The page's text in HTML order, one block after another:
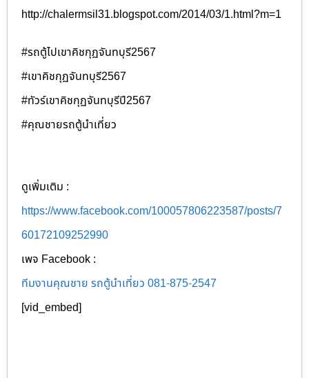
http://chalermsil31.blogspot.com/2014/03/1.html?m=1
#รถตู้ไปเขาคิชกุฏจันทบุรี2567
#เขาคิชกุฏจันทบุรี2567
#ทัวร์เขาคิชกุฏจันทบุรีปี2567
#คุณชายรถตู้นำเที่ยว
ดูเพิ่มเติม :
https://www.facebook.com/100057806223587/posts/7
60172109252990
เพจ Facebook :
ทีมงานคุณชาย รถตู้นำเที่ยว 081-875-2547
[vid_embed]